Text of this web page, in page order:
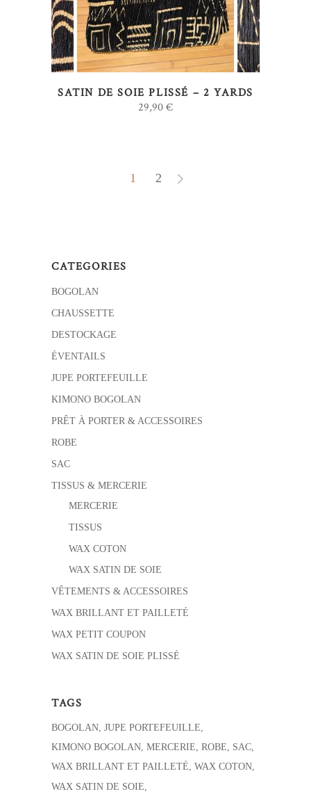
SATIN DE SOIE PLISSÉ – 2 YARDS
29,90€
1 2
CATEGORIES
BOGOLAN
CHAUSSETTE
DESTOCKAGE
ÉVENTAILS
JUPE PORTEFEUILLE
KIMONO BOGOLAN
PRÊT À PORTER & ACCESSOIRES
ROBE
SAC
TISSUS & MERCERIE
MERCERIE
TISSUS
WAX COTON
WAX SATIN DE SOIE
VÊTEMENTS & ACCESSOIRES
WAX BRILLANT ET PAILLETÉ
WAX PETIT COUPON
WAX SATIN DE SOIE PLISSÉ
TAGS
BOGOLAN JUPE PORTEFEUILLE
KIMONO BOGOLAN MERCERIE ROBE
SAC
WAX BRILLANT ET PAILLETÉ WAX COTON
WAX SATIN DE SOIE